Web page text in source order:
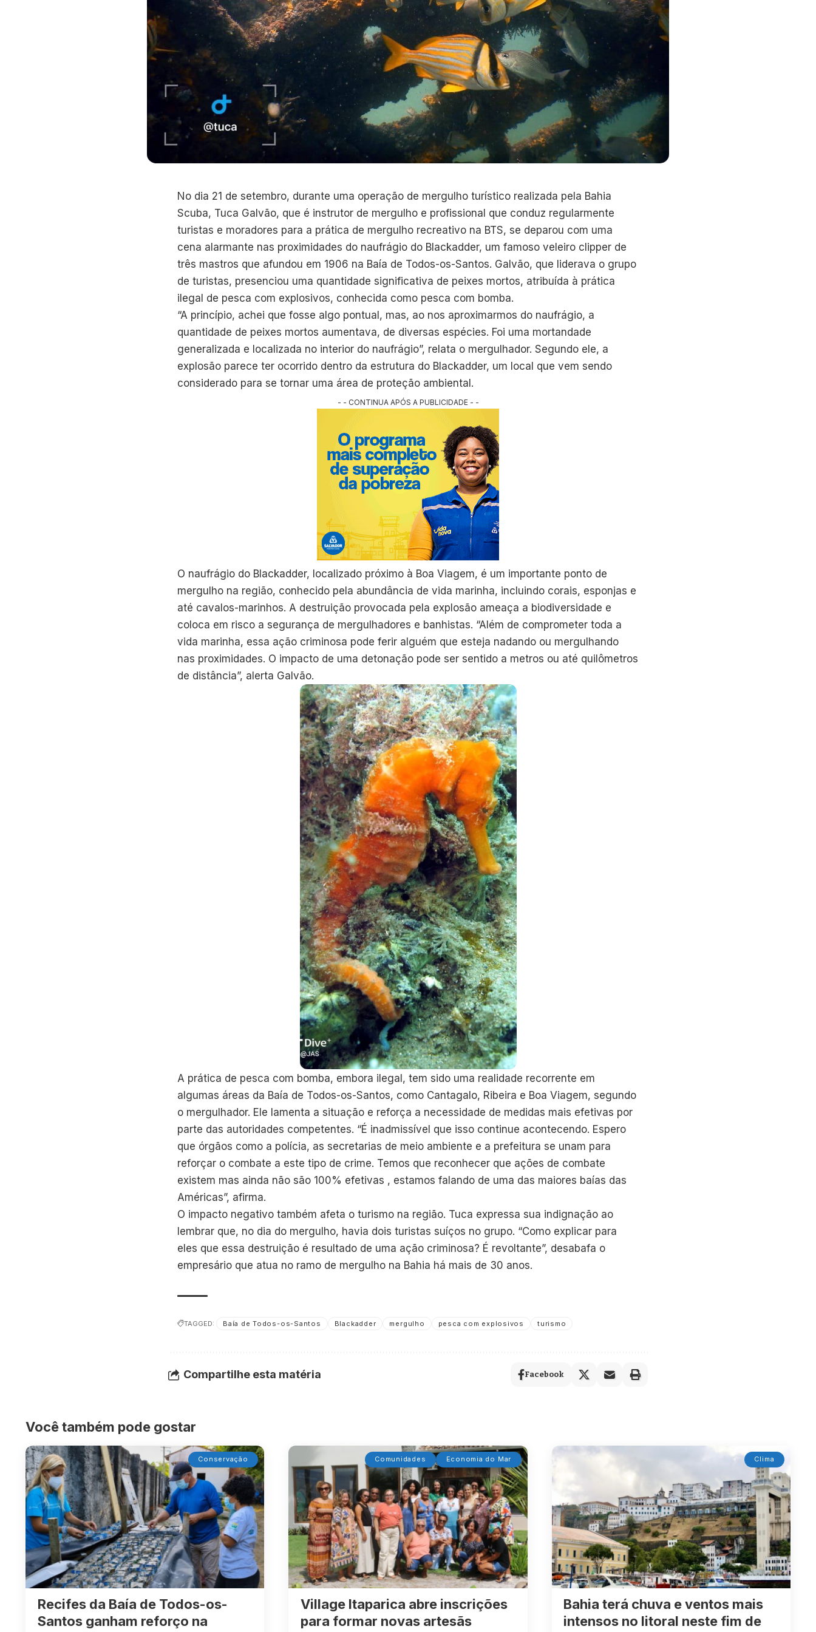
No dia 21 de setembro, durante uma operação de mergulho turístico realizada pela Bahia
Scuba, Tuca Galvão, que é instrutor de mergulho e profissional que conduz regularmente
turistas e moradores para a prática de mergulho recreativo na BTS, se deparou com uma
cena alarmante nas proximidades do naufrágio do Blackadder, um famoso veleiro clipper de
três mastros que afundou em 1906 na Baía de Todos-os-Santos. Galvão, que liderava o grupo
de turistas, presenciou uma quantidade significativa de peixes mortos, atribuída à prática
ilegal de pesca com explosivos, conhecida como pesca com bomba.
“A princípio, achei que fosse algo pontual, mas, ao nos aproximarmos do naufrágio, a
quantidade de peixes mortos aumentava, de diversas espécies. Foi uma mortandade
generalizada e localizada no interior do naufrágio”, relata o mergulhador. Segundo ele, a
explosão parece ter ocorrido dentro da estrutura do Blackadder, um local que vem sendo
considerado para se tornar uma área de proteção ambiental.
- - CONTINUA APÓS A PUBLICIDADE - -
O naufrágio do Blackadder, localizado próximo à Boa Viagem, é um importante ponto de
mergulho na região, conhecido pela abundância de vida marinha, incluindo corais, esponjas e
até cavalos-marinhos. A destruição provocada pela explosão ameaça a biodiversidade e
coloca em risco a segurança de mergulhadores e banhistas. “Além de comprometer toda a
vida marinha, essa ação criminosa pode ferir alguém que esteja nadando ou mergulhando
nas proximidades. O impacto de uma detonação pode ser sentido a metros ou até quilômetros
de distância”, alerta Galvão.
A prática de pesca com bomba, embora ilegal, tem sido uma realidade recorrente em
algumas áreas da Baía de Todos-os-Santos, como Cantagalo, Ribeira e Boa Viagem, segundo
o mergulhador. Ele lamenta a situação e reforça a necessidade de medidas mais efetivas por
parte das autoridades competentes. “É inadmissível que isso continue acontecendo. Espero
que órgãos como a polícia, as secretarias de meio ambiente e a prefeitura se unam para
reforçar o combate a este tipo de crime. Temos que reconhecer que ações de combate
existem mas ainda não são 100% efetivas , estamos falando de uma das maiores baías das
Américas”, afirma.
O impacto negativo também afeta o turismo na região. Tuca expressa sua indignação ao
lembrar que, no dia do mergulho, havia dois turistas suíços no grupo. “Como explicar para
eles que essa destruição é resultado de uma ação criminosa? É revoltante”, desabafa o
empresário que atua no ramo de mergulho na Bahia há mais de 30 anos.
TAGGED: Baía de Todos-os-Santos Blackadder mergulho pesca com explosivos turismo
Compartilhe esta matéria Facebook
Você também pode gostar
Conservação
Recifes da Baía de Todos-os-
Santos ganham reforço na
Comunidades Economia do Mar
Village Itaparica abre inscrições
para formar novas artesãs
Clima
Bahia terá chuva e ventos mais
intensos no litoral neste fim de